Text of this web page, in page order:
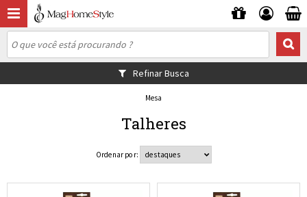
Refinar Busca
Mesa
Talheres
Ordenar por: